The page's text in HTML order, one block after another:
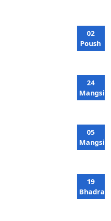
02
Poush
24
Mangsir
05
Mangsir
19
Bhadra